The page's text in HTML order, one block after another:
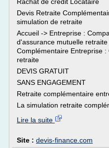
Devis Retraite
simulation de retraite
Accueil -> Entreprise :
d'assurance mutuelle
Complémentaire Entreprise
retraite
DEVIS GRATUIT
SANS ENGAGEMENT
Retraite complémentaire
La simulation retraite
Lire la suite
Site : devis-finance.com